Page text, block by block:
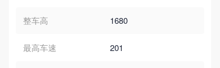
整车高 1680
最高车速 201